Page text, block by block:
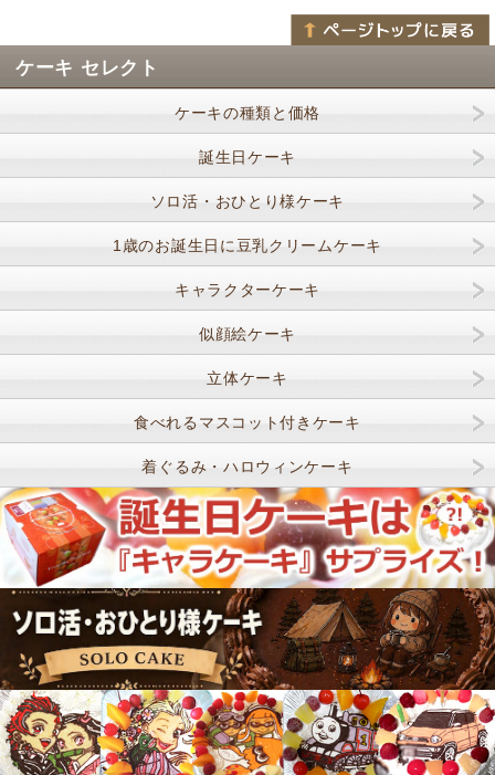
ケーキ セレクト
ケーキの種類と価格
誕生日ケーキ
ソロ活・おひとり様ケーキ
1歳のお誕生日に豆乳クリームケーキ
キャラクターケーキ
似顔絵ケーキ
立体ケーキ
食べれるマスコット付きケーキ
着ぐるみ・ハロウィンケーキ